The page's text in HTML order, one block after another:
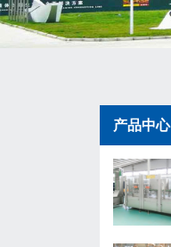
产品中心